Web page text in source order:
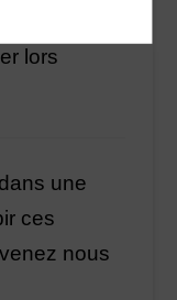
lors
une
ces
nous